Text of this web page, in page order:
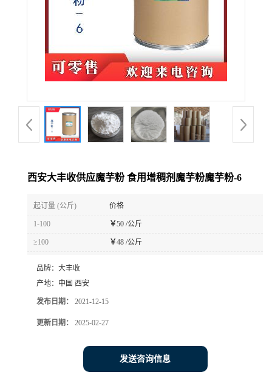
西安大丰收供应魔芋粉 食用增稠剂魔芋粉魔芋粉-6
起订量 (公斤) 价格
1-100 ￥50 /公斤
≥100 ￥48 /公斤
品牌： 大丰收
产地： 中国 西安
发布日期： 2021-12-15
更新日期： 2025-02-27
发送咨询信息